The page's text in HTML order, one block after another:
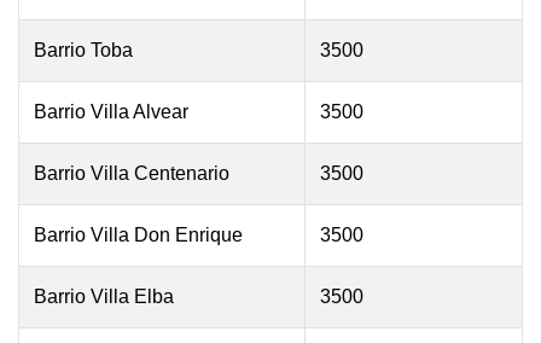
Barrio Toba 3500
Barrio Villa Alvear 3500
Barrio Villa Centenario 3500
Barrio Villa Don Enrique 3500
Barrio Villa Elba 3500